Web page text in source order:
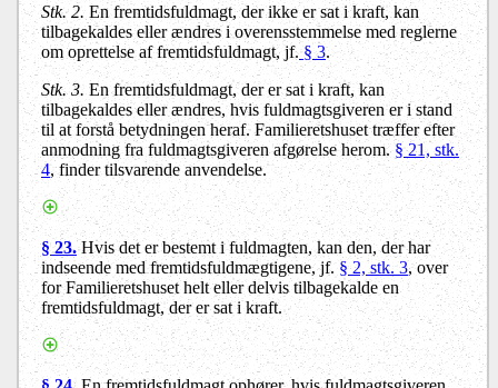
Stk. 2. En fremtidsfuldmagt, der ikke er sat i kraft, kan
tilbagekaldes eller ændres i overensstemmelse med reglerne
om oprettelse af fremtidsfuldmagt, jf.§ 3.
Stk. 3. En fremtidsfuldmagt, der er sat i kraft, kan
tilbagekaldes eller ændres, hvis fuldmagtsgiveren er i stand
til at forstå betydningen heraf. Familieretshuset træffer efter
anmodning fra fuldmagtsgiveren afgørelse herom. § 21, stk.
4, finder tilsvarende anvendelse.
§ 23.Hvis det er bestemt i fuldmagten, kan den, der har
indseende med fremtidsfuldmægtigene, jf. § 2, stk. 3, over
for Familieretshuset helt eller delvis tilbagekalde en
fremtidsfuldmagt, der er sat i kraft.